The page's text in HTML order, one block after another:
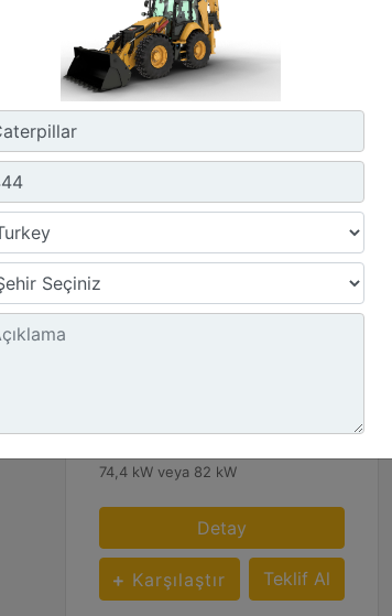
432
74,4 kW veya 82 kW
Detay
Karşılaştır Teklif Al